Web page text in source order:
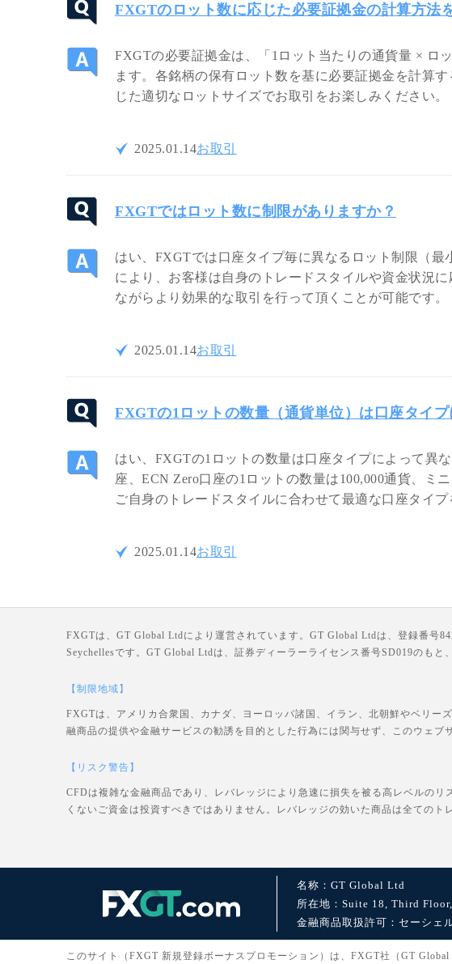
FXGTのロット数に応じた必要証拠金の計算方法
FXGTの必要証拠金は、「1ロット当たりの通貨量 × ロ
ます。各銘柄の保有ロット数を基に必要証拠金を計算
じた適切なロットサイズでお取引をお楽しみください。
2025.01.14お取引
FXGTではロット数に制限がありますか？
はい、FXGTでは口座タイプ毎に異なるロット制限（
により、お客様は自身のトレードスタイルや資金状況
ながらより効果的な取引を行って頂くことが可能です。
2025.01.14お取引
FXGTの1ロットの数量（通貨単位）は口座タイ
はい、FXGTの1ロットの数量は口座タイプによって異
座、ECN Zero口座の1ロットの数量は100,000通貨、ミ
ご自身のトレードスタイルに合わせて最適な口座タイプ
2025.01.14お取引
FXGTは、GT Global Ltdにより運営されています。GT Global Ltdは、登録番号
Seychellesです。GT Global Ltdは、証券ディーラーライセンス番号SD019のもと
【制限地域】
FXGTは、アメリカ合衆国、カナダ、ヨーロッパ諸国、イラン、北朝鮮やベリ
融商品の提供や金融サービスの勧誘を目的とした行為には関与せず、このウェブ
【リスク警告】
CFDは複雑な金融商品であり、レバレッジにより急速に損失を被る高レベルの
くないご資金は投資すべきではありません。レバレッジの効いた商品は全ての
名称：GT Global Ltd
所在地：Suite 18, Third
金融商品取扱許可：セーシェ
このサイト（FXGT 新規登録ボーナスプロモーション）は、FXGT社（GT